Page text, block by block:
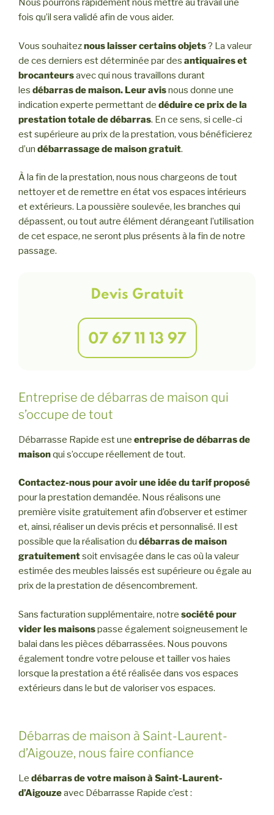
Nous pourrons rapidement nous mettre au travail une
fois qu’il sera validé afin de vous aider.
Vous souhaiteznous laisser certains objets? La valeur
de ces derniers est déterminée par des antiquaires et
brocanteursavec qui nous travaillons durant
les débarras de maison. Leur avisnous donne une
indication experte permettant de déduire ce prix de la
prestation totale de débarras. En ce sens, si celle-ci
est supérieure au prix de la prestation, vous bénéficierez
d’un débarrassage de maison gratuit.
À la fin de la prestation, nous nous chargeons de tout
nettoyer et de remettre en état vos espaces intérieurs
et extérieurs. La poussière soulevée, les branches qui
dépassent, ou tout autre élément dérangeant l’utilisation
de cet espace, ne seront plus présents à la fin de notre
passage.
Devis Gratuit
07 67 11 13 97
Entreprise de débarras de maison qui
s’occupe de tout
Débarrasse Rapide est une entreprise dedébarras de
maisonqui s’occupe réellement de tout.
Contactez-nous pour avoir une idée du tarif proposé
pour la prestation demandée. Nous réalisons une
première visite gratuitement afin d’observer et estimer
et, ainsi, réaliser un devis précis et personnalisé. Il est
possible que la réalisation du débarras de maison
gratuitementsoit envisagée dans le cas où la valeur
estimée des meubles laissés est supérieure ou égale au
prix de la prestation de désencombrement.
Sans facturation supplémentaire, notre société pour
vider les maisonspasse également soigneusement le
balai dans les pièces débarrassées. Nous pouvons
également tondre votre pelouse et tailler vos haies
lorsque la prestation a été réalisée dans vos espaces
extérieurs dans le but de valoriser vos espaces.
Débarras de maison à Saint-Laurent-
d’Aigouze, nous faire confiance
Le débarras de votre maison à Saint-Laurent-
d’Aigouzeavec Débarrasse Rapide c’est :